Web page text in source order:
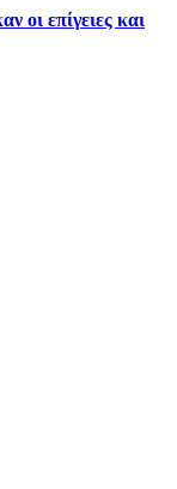
οι επίγειες και